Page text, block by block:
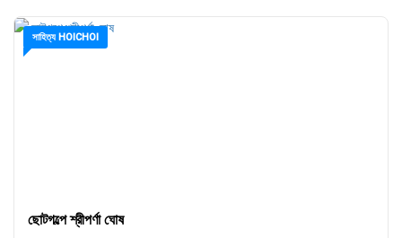
সাহিত্য HOICHOI
ছোটগল্পে শ্রীপর্ণা ঘোষ